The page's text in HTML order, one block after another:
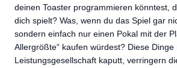
deinen Toaster programmieren könntest,
dich spielt? Was, wenn du das Spiel gar
sondern einfach nur einen Pokal mit der
Allergrößte“ kaufen würdest? Diese Dinge
Leistungsgesellschaft kaputt, verringern